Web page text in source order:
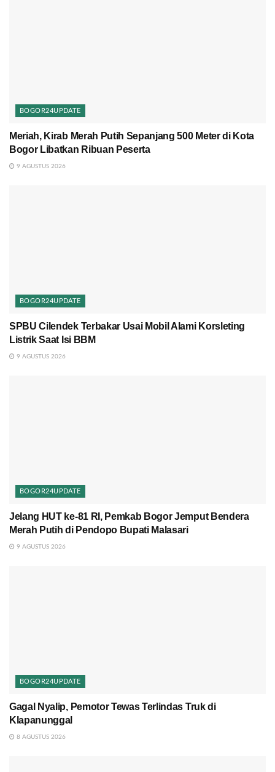
BOGOR24UPDATE
Meriah, Kirab Merah Putih Sepanjang 500 Meter di Kota
Bogor Libatkan Ribuan Peserta
9 AGUSTUS 2026
BOGOR24UPDATE
SPBU Cilendek Terbakar Usai Mobil Alami Korsleting
Listrik Saat Isi BBM
9 AGUSTUS 2026
BOGOR24UPDATE
Jelang HUT ke-81 RI, Pemkab Bogor Jemput Bendera
Merah Putih di Pendopo Bupati Malasari
9 AGUSTUS 2026
BOGOR24UPDATE
Gagal Nyalip, Pemotor Tewas Terlindas Truk di
Klapanunggal
8 AGUSTUS 2026